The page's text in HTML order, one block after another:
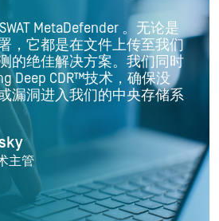
MetaDefender 。无论是
，它都是在文件上传至我们
的绝佳解决方案。我们同时
Deep CDR™技术，确保没
漏洞进入我们的中央存储系
主管